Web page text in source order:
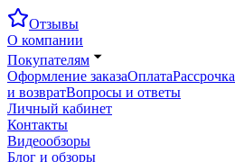
Отзывы
О компании
Покупателям
Оформление заказаОплатаРассрочка
и возвратВопросы и ответы
Личный кабинет
Контакты
Видеообзоры
Блог и обзоры